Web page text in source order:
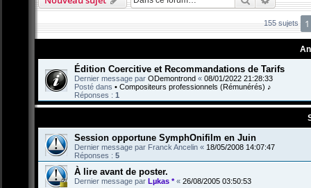
155 sujets 1
Édition Coercitive et Recommandations de Tarifs
Dernier message par ODemontrond « 08/01/2022 21:28:33
Posté dans • Compositeurs professionnels (Rémunérés) ♪
Réponses : 1
Session opportune SymphOnifilm en Juin
Dernier message par Franck Ancelin « 18/05/2008 14:07:47
Réponses : 5
À lire avant de poster.
Dernier message par Lµkas *« 26/08/2005 03:50:53